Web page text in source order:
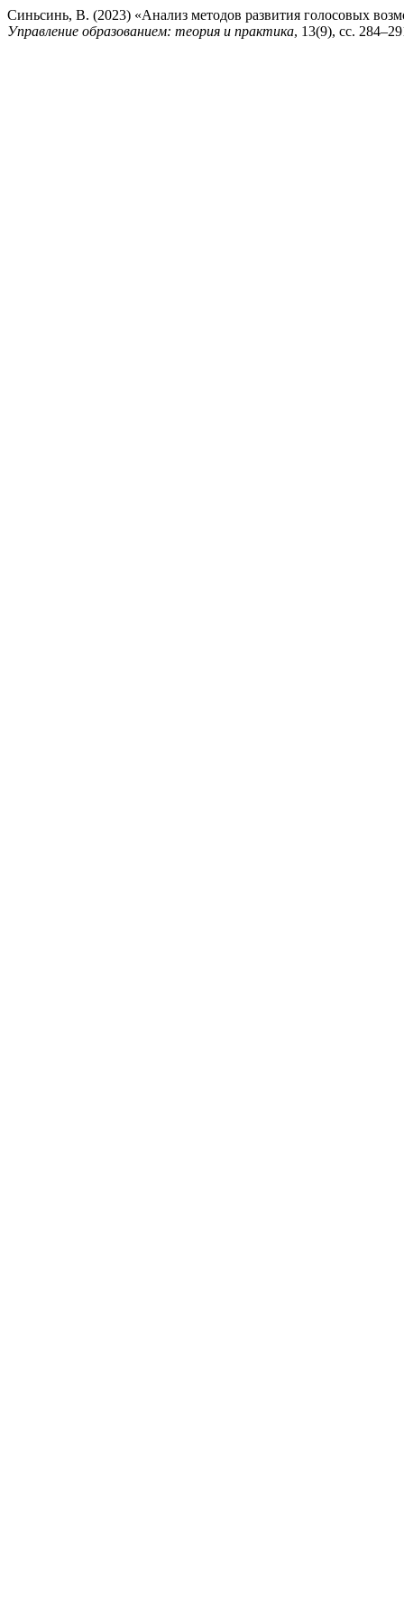
Синьсинь, В. (2023) «Анализ методов развития голосовых
Управление образованием: теория и практика, 13(9), сс.